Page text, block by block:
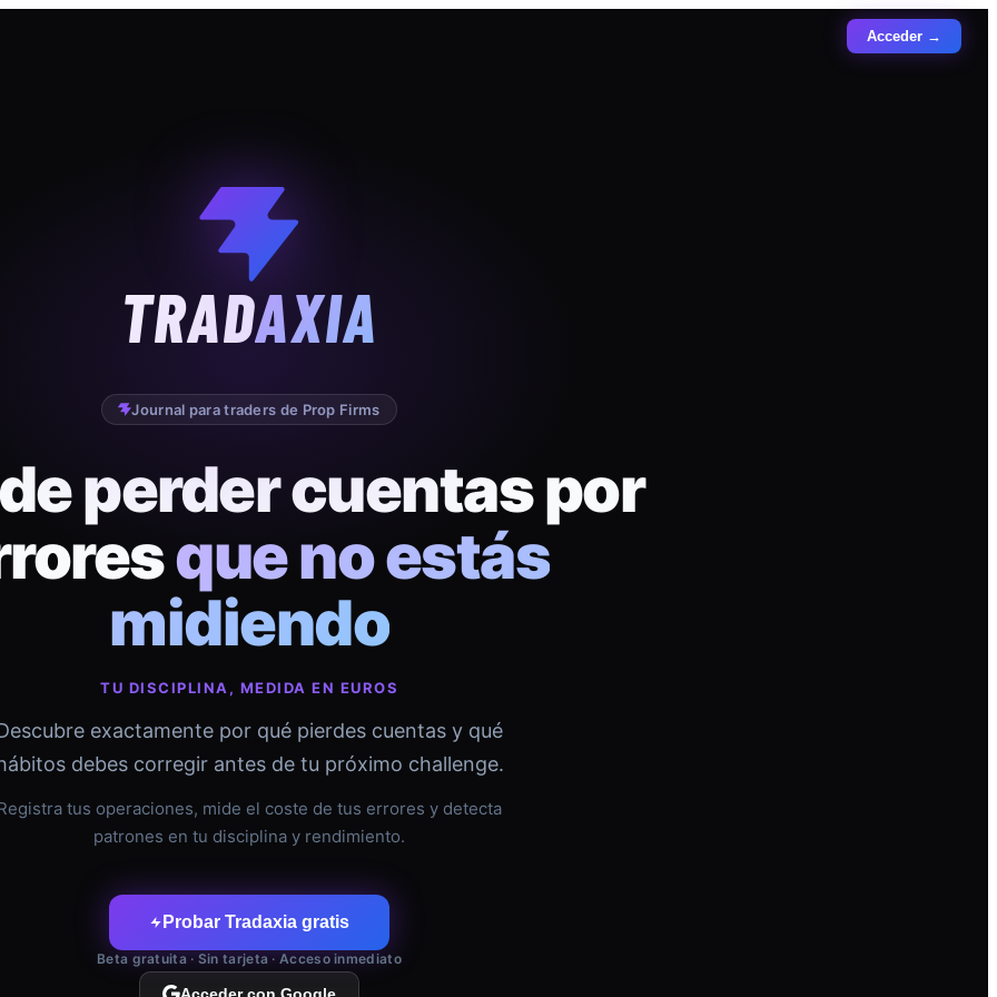
Acceder →
TRADAXIA
Journal para traders de Prop Firms
perder cuentas por
que no estás
midiendo
TU DISCIPLINA, MEDIDA EN EUROS
exactamente por qué pierdes cuentas y qué
debes corregir antes de tu próximo challenge.
tus operaciones, mide el coste de tus errores y detecta
patrones en tu disciplina y rendimiento.
Probar Tradaxia gratis
Beta gratuita · Sin tarjeta · Acceso inmediato